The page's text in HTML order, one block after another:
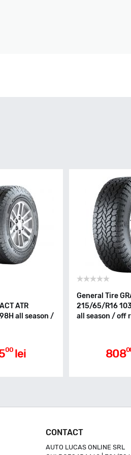
ATR
all season /
00 lei
General Tire
215/65/R16
all season / off
808
CONTACT
AUTO LUCAS ONLINE SRL